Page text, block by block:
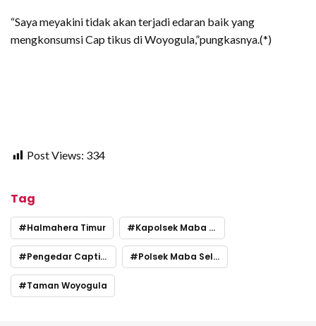
“Saya meyakini tidak akan terjadi edaran baik yang
mengkonsumsi Cap tikus di Woyogula,”pungkasnya.(*)
Post Views: 334
Tag
Halmahera Timur Kapolsek Maba Selatan Ipda Bahrun Sahupala
Pengedar Captikus Polsek Maba Selatan
Taman Woyogula